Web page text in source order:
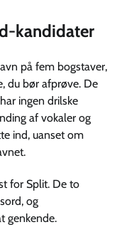
kandidater
på fem bogstaver,
du bør afprøve. De
ingen drilske
af vokaler og
ind, uanset om
for Split. De to
og
genkende.